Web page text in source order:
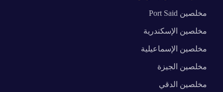
مخلصين Port Said
مخلصين الإسكندرية
مخلصين الإسماعيلية
مخلصين الجيزة
مخلصين الدقي